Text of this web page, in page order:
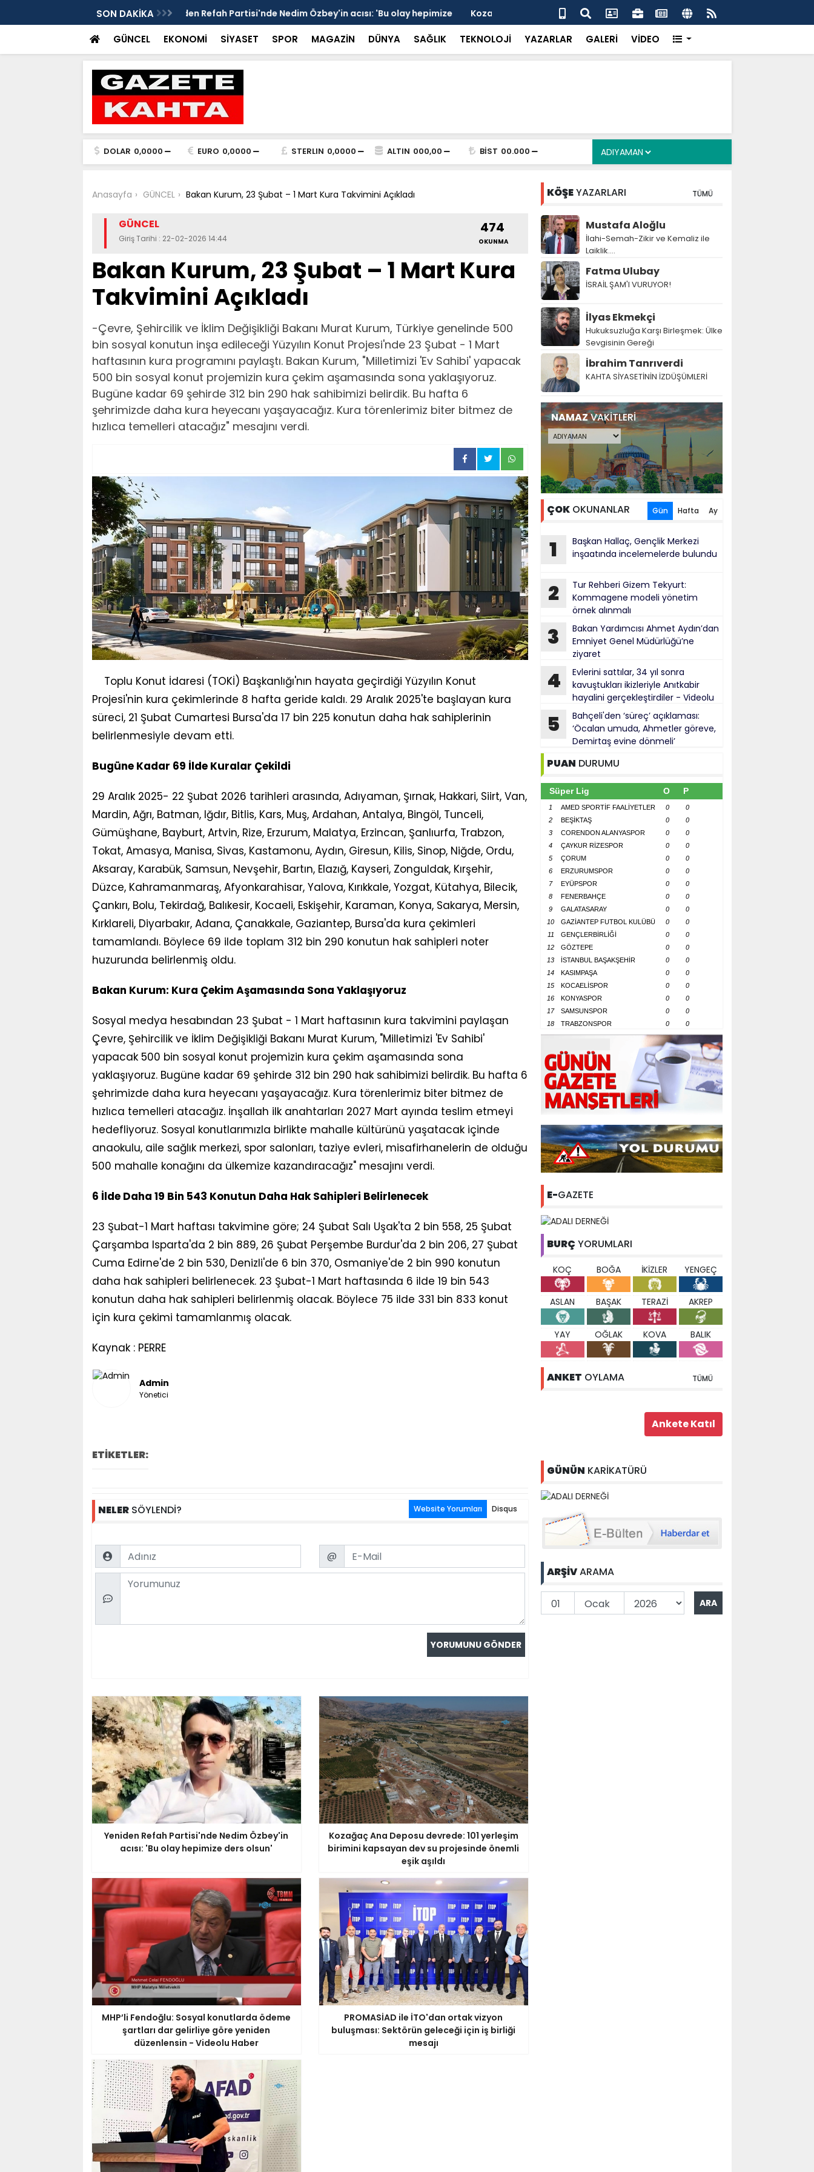
SON DAKİKA
Özbey'in acısı: 'Bu olay hepimize
Kozağaç Ana Deposu devrede: 101 yerleşim birimini kapsayan dev su
projesinde önemli eşik aşıldı
Prof. Dr. Dalyan: ‘Fransız Enstitüsü raporu, Adıyaman'daki siyasi
kırılmayı 'metroköy' kavramıyla açıklıyor’
GÜNCEL EKONOMİ SİYASET SPOR MAGAZİN DÜNYA SAĞLIK TEKNOLOJİ YAZARLAR GALERİ VİDEO
DOLAR 0,0000 EURO 0,0000 STERLIN 0,0000 ALTIN 000,00 BİST 00.000
Anasayfa GÜNCEL Bakan Kurum, 23 Şubat – 1 Mart Kura Takvimini Açıkladı
GÜNCEL
Giriş Tarihi : 22-02-2026 14:44
474
OKUNMA
Bakan Kurum, 23 Şubat – 1 Mart Kura
Takvimini Açıkladı
-Çevre, Şehircilik ve İklim Değişikliği Bakanı Murat Kurum, Türkiye genelinde 500
bin sosyal konutun inşa edileceği Yüzyılın Konut Projesi'nde 23 Şubat - 1 Mart
haftasının kura programını paylaştı. Bakan Kurum, "Milletimizi 'Ev Sahibi' yapacak
500 bin sosyal konut projemizin kura çekim aşamasında sona yaklaşıyoruz.
Bugüne kadar 69 şehirde 312 bin 290 hak sahibimizi belirdik. Bu hafta 6
şehrimizde daha kura heyecanı yaşayacağız. Kura törenlerimiz biter bitmez de
hızlıca temelleri atacağız" mesajını verdi.
Toplu Konut İdaresi (TOKİ) Başkanlığı'nın hayata geçirdiği Yüzyılın Konut
Projesi'nin kura çekimlerinde 8 hafta geride kaldı. 29 Aralık 2025'te başlayan kura
süreci, 21 Şubat Cumartesi Bursa'da 17 bin 225 konutun daha hak sahiplerinin
belirlenmesiyle devam etti.
Bugüne Kadar 69 İlde Kuralar Çekildi
29 Aralık 2025- 22 Şubat 2026 tarihleri arasında, Adıyaman, Şırnak, Hakkari, Siirt, Van,
Mardin, Ağrı, Batman, Iğdır, Bitlis, Kars, Muş, Ardahan, Antalya, Bingöl, Tunceli,
Gümüşhane, Bayburt, Artvin, Rize, Erzurum, Malatya, Erzincan, Şanlıurfa, Trabzon,
Tokat, Amasya, Manisa, Sivas, Kastamonu, Aydın, Giresun, Kilis, Sinop, Niğde, Ordu,
Aksaray, Karabük, Samsun, Nevşehir, Bartın, Elazığ, Kayseri, Zonguldak, Kırşehir,
Düzce, Kahramanmaraş, Afyonkarahisar, Yalova, Kırıkkale, Yozgat, Kütahya, Bilecik,
Çankırı, Bolu, Tekirdağ, Balıkesir, Kocaeli, Eskişehir, Karaman, Konya, Sakarya, Mersin,
Kırklareli, Diyarbakır, Adana, Çanakkale, Gaziantep, Bursa'da kura çekimleri
tamamlandı. Böylece 69 ilde toplam 312 bin 290 konutun hak sahipleri noter
huzurunda belirlenmiş oldu.
Bakan Kurum: Kura Çekim Aşamasında Sona Yaklaşıyoruz
Sosyal medya hesabından 23 Şubat - 1 Mart haftasının kura takvimini paylaşan
Çevre, Şehircilik ve İklim Değişikliği Bakanı Murat Kurum, "Milletimizi 'Ev Sahibi'
yapacak 500 bin sosyal konut projemizin kura çekim aşamasında sona
yaklaşıyoruz. Bugüne kadar 69 şehirde 312 bin 290 hak sahibimizi belirdik. Bu hafta 6
şehrimizde daha kura heyecanı yaşayacağız. Kura törenlerimiz biter bitmez de
hızlıca temelleri atacağız. İnşallah ilk anahtarları 2027 Mart ayında teslim etmeyi
hedefliyoruz. Sosyal konutlarımızla birlikte mahalle kültürünü yaşatacak içinde
anaokulu, aile sağlık merkezi, spor salonları, taziye evleri, misafirhanelerin de olduğu
500 mahalle konağını da ülkemize kazandıracağız" mesajını verdi.
6 İlde Daha 19 Bin 543 Konutun Daha Hak Sahipleri Belirlenecek
23 Şubat-1 Mart haftası takvimine göre; 24 Şubat Salı Uşak'ta 2 bin 558, 25 Şubat
Çarşamba Isparta'da 2 bin 889, 26 Şubat Perşembe Burdur'da 2 bin 206, 27 Şubat
Cuma Edirne'de 2 bin 530, Denizli'de 6 bin 370, Osmaniye'de 2 bin 990 konutun
daha hak sahipleri belirlenecek. 23 Şubat-1 Mart haftasında 6 ilde 19 bin 543
konutun daha hak sahipleri belirlenmiş olacak. Böylece 75 ilde 331 bin 833 konut
için kura çekimi tamamlanmış olacak.
Kaynak : PERRE
Admin
Yönetici
ETİKETLER:
NELERSÖYLENDİ? Website Yorumları Disqus
Name Email
@
Comment
Yeniden Refah Partisi'nde Nedim Özbey'in
acısı: 'Bu olay hepimize ders olsun'
Kozağaç Ana Deposu devrede: 101 yerleşim
birimini kapsayan dev su projesinde önemli
eşik aşıldı
MHP’li Fendoğlu: Sosyal konutlarda ödeme
şartları dar gelirliye göre yeniden
düzenlensin - Videolu Haber
PROMASİAD ile İTO'dan ortak vizyon
buluşması: Sektörün geleceği için iş birliği
mesajı
KÖŞEYAZARLARI TÜMÜ
Mustafa Aloğlu
İlahi-Semah-Zikir ve Kemaliz ile
Laiklik….
Fatma Ulubay
İSRAİL ŞAM'I VURUYOR!
İlyas Ekmekçi
Hukuksuzluğa Karşı Birleşmek: Ülke
Sevgisinin Gereği
İbrahim Tanrıverdi
KAHTA SİYASETİNİN İZDÜŞÜMLERİ
NAMAZVAKİTLERİ
ÇOKOKUNANLAR Gün Hafta Ay
1
Başkan Hallaç, Gençlik Merkezi
inşaatında incelemelerde bulundu
2
Tur Rehberi Gizem Tekyurt:
Kommagene modeli yönetim
örnek alınmalı
3
Bakan Yardımcısı Ahmet Aydın’dan
Emniyet Genel Müdürlüğü’ne
ziyaret
4
Evlerini sattılar, 34 yıl sonra
kavuştukları ikizleriyle Anıtkabir
hayalini gerçekleştirdiler - Videolu
5
Bahçeli'den ‘süreç’ açıklaması:
‘Öcalan umuda, Ahmetler göreve,
Demirtaş evine dönmeli’
PUAN DURUMU
Süper Lig O P
1 AMED SPORTİF FAALİYETLER 0
0
2
BEŞİKTAŞ 0
0
3
CORENDON ALANYASPOR 0
0
4
ÇAYKUR RİZESPOR 0
0
5
ÇORUM 0
0
6
ERZURUMSPOR 0
0
7
EYÜPSPOR 0
0
8
FENERBAHÇE 0
0
9
GALATASARAY 0
0
10
GAZİANTEP FUTBOL KULÜBÜ 0
0
11
GENÇLERBİRLİĞİ 0
0
12
GÖZTEPE 0
0
13
İSTANBUL BAŞAKŞEHİR 0
0
14
KASIMPAŞA 0
0
15
KOCAELİSPOR 0
0
16
KONYASPOR 0
0
17
SAMSUNSPOR 0
0
18
TRABZONSPOR 0 0
E-GAZETE
BURÇ YORUMLARI
KOÇ BOĞA İKİZLER YENGEÇ
ASLAN BAŞAK TERAZİ AKREP
YAY OĞLAK KOVA BALIK
ANKET OYLAMA TÜMÜ
GÜNÜN KARİKATÜRÜ
ARŞİVARAMA